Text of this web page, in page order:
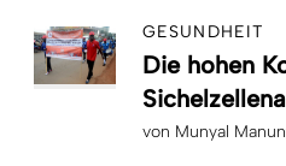
GESUNDHEIT
Die hohen
von Munyal